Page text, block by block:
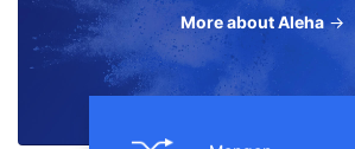
More about Aleha →